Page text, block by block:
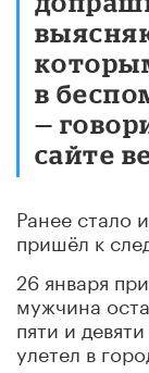
в
—
сайте
Ранее стало
пришёл к
26 января
мужчина
пяти и
улетел в